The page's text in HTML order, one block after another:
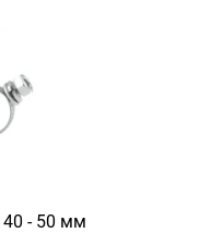
40 - 50 мм